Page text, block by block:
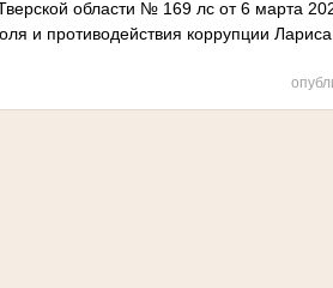
области № 169 лс от 6 марта
и противодействия коррупции